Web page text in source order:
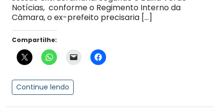
Notícias, conforme o Regimento Interno da
Câmara, o ex-prefeito precisaria […]
Compartilhe:
Continue lendo